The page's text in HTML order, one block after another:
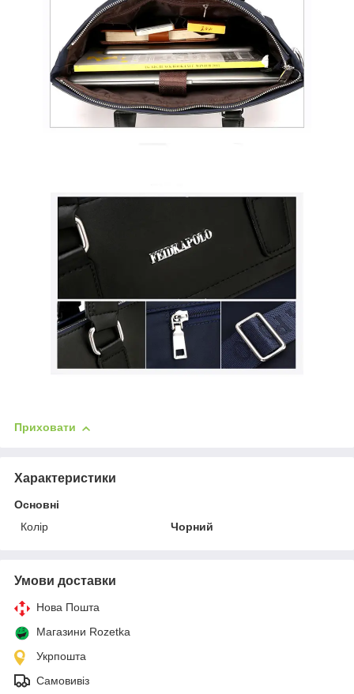
Приховати
Характеристики
Основні
Колір
Чорний
Умови доставки
Нова Пошта
Магазини Rozetka
Укрпошта
Самовивіз